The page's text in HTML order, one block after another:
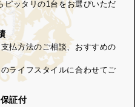
ピッタリの1台をお選びいただ
払方法のご相談、おすすめの
ライフスタイルに合わせてご
証付